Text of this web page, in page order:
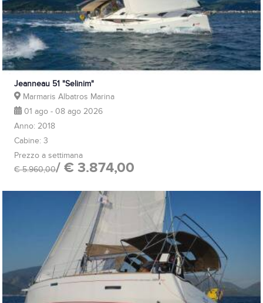
Jeanneau 51 "Selinim"
Marmaris Albatros Marina
01 ago - 08 ago 2026
Anno: 2018
Cabine: 3
Prezzo a settimana
€ 5.960,00/ € 3.874,00